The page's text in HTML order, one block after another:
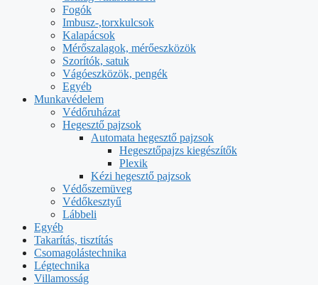
Fogók
Imbusz-,torxkulcsok
Kalapácsok
Mérőszalagok, mérőeszközök
Szorítók, satuk
Vágóeszközök, pengék
Egyéb
Munkavédelem
Védőruházat
Hegesztő pajzsok
Automata hegesztő pajzsok
Hegesztőpajzs kiegészítők
Plexik
Kézi hegesztő pajzsok
Védőszemüveg
Védőkesztyű
Lábbeli
Egyéb
Takarítás, tisztítás
Csomagolástechnika
Légtechnika
Villamosság